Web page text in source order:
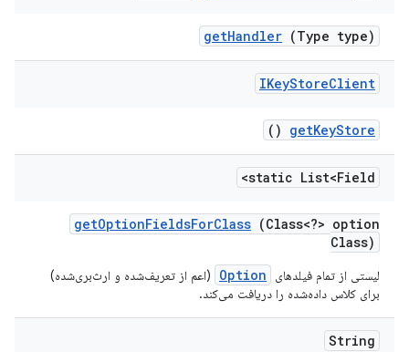
getHandler (Type type)
IKeyStoreClient
getKeyStore
()
static List<Field>
getOptionFieldsForClass (Class<?> option
Class)
لیستی از تمام فیلدهای Option
(اعم از تعریف‌شده و ارث‌بری‌شده)
برای کلاس داده‌شده را دریافت می‌کند.
String